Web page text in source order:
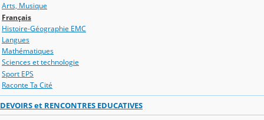
Arts, Musique
Français
Histoire-Géographie EMC
Langues
Mathématiques
Sciences et technologie
Sport EPS
Raconte Ta Cité
DEVOIRS et RENCONTRES EDUCATIVES